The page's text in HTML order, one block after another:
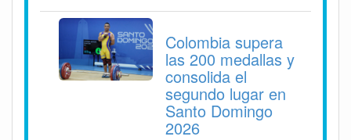
Colombia supera
las 200 medallas y
consolida el
segundo lugar en
Santo Domingo
2026